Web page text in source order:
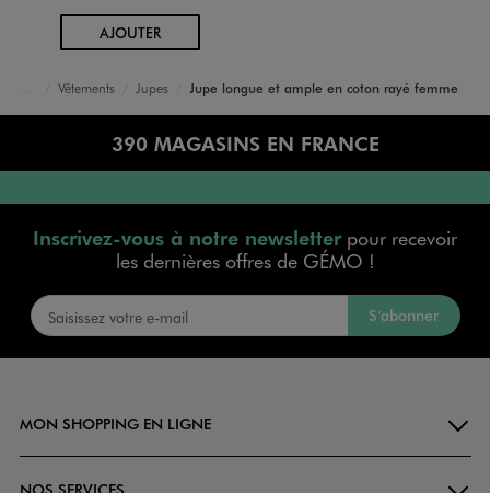
AJOUTERAU PANIER
Vêtements Jupes Jupe longue et ample en coton rayé femme
390 MAGASINS EN FRANCE
Inscrivez-vous à notre newsletterpour recevoir
les dernières offres de GÉMO !
S’abonner
MON SHOPPING EN LIGNE